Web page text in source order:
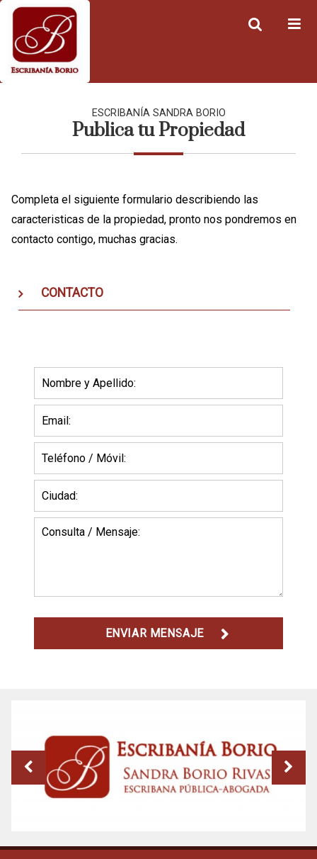
ESCRIBANÍA SANDRA BORIO
Publica tu Propiedad
Completa el siguiente formulario describiendo las
caracteristicas de la propiedad, pronto nos pondremos en
contacto contigo, muchas gracias.
CONTACTO
ENVIAR MENSAJE